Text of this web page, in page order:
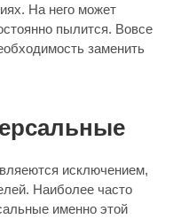
На него может
пылится. Вовсе
заменить
исключением,
Наиболее часто
именно этой